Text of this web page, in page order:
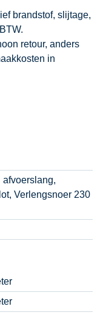
brandstof, slijtage,
retour, anders
in
afvoerslang,
Verlengsnoer 230